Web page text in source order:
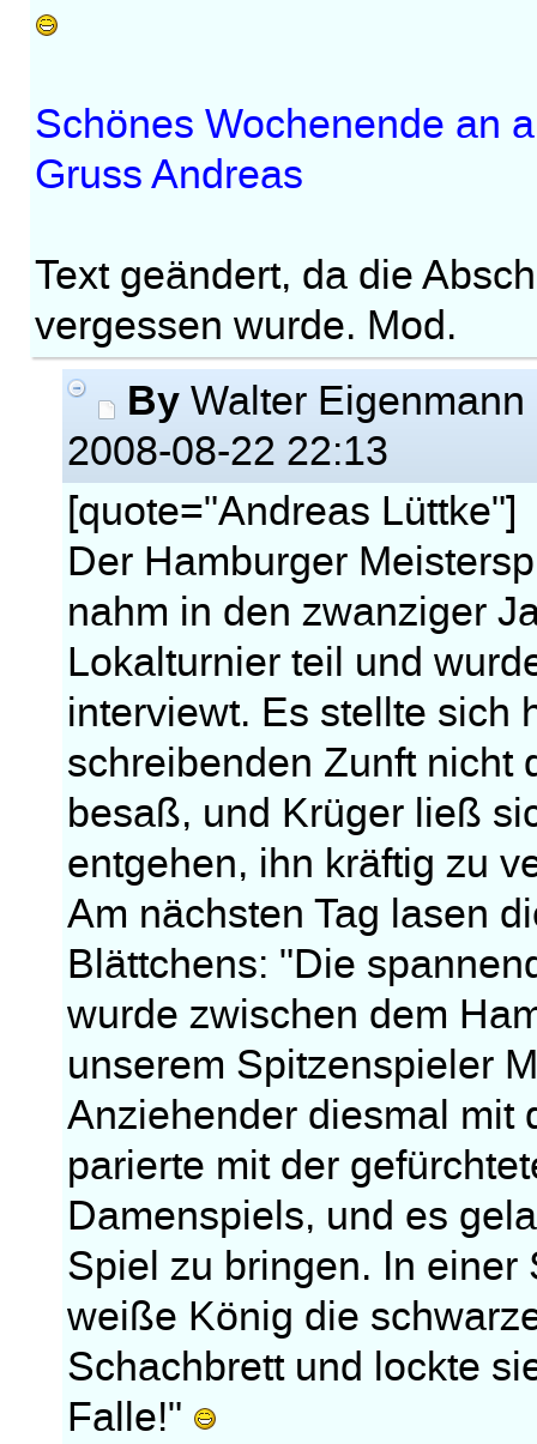
Schönes Wochenende an
Gruss Andreas
Text geändert, da die
vergessen wurde. Mod.
By Walter Eigenmann
2008-08-22 22:13
[quote="Andreas Lüttke"]
Der Hamburger
nahm in den zwanziger
Lokalturnier teil und
interviewt. Es stellte sich
schreibenden Zunft nicht
besaß, und Krüger ließ
entgehen, ihn kräftig zu
Am nächsten Tag lasen
Blättchens: "Die
wurde zwischen dem
unserem Spitzenspieler
Anziehender diesmal mit
parierte mit der
Damenspiels, und es
Spiel zu bringen. In einer
weiße König die
Schachbrett und lockte
Falle!"